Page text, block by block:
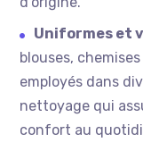
Uniformes et
blouses,
employés dans
nettoyage qui
confort au